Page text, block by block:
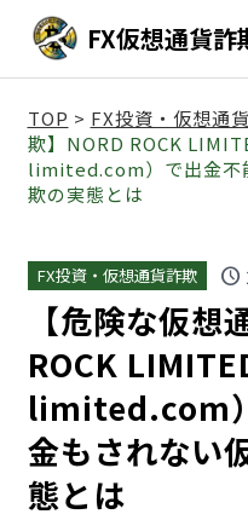
FX仮想通貨詐
TOP > FX投資・仮想通
欺】NORD ROCK
limited.com）で出金不
欺の実態とは
FX投資・仮想通貨詐欺 schedule
【危険な仮想
ROCK
limited.com
金もされない
態とは